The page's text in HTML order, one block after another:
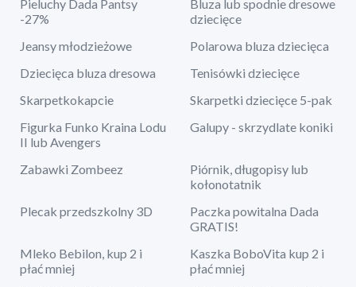
Pieluchy Dada Pantsy
-27%
Bluza lub spodnie dresowe
dziecięce
Jeansy młodzieżowe
Polarowa bluza dziecięca
Dziecięca bluza dresowa
Tenisówki dziecięce
Skarpetkokapcie
Skarpetki dziecięce 5-pak
Figurka Funko Kraina Lodu
II lub Avengers
Galupy - skrzydlate koniki
Zabawki Zombeez
Piórnik, długopisy lub
kołonotatnik
Plecak przedszkolny 3D
Paczka powitalna Dada
GRATIS!
Mleko Bebilon, kup 2 i
płać mniej
Kaszka BoboVita kup 2 i
płać mniej